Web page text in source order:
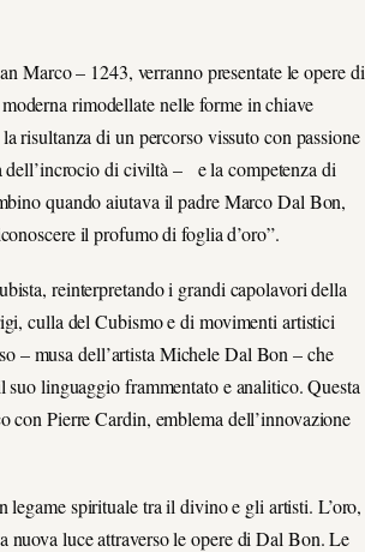
Marco – 1243, verranno presentate le opere di
rimodellate nelle forme in chiave
risultanza di un percorso vissuto con passione
dell’incrocio di civiltà – e la competenza di
quando aiutava il padre Marco Dal Bon,
il profumo di foglia d’oro”.
reinterpretando i grandi capolavori della
culla del Cubismo e di movimenti artistici
– musa dell’artista Michele Dal Bon – che
linguaggio frammentato e analitico. Questa
Pierre Cardin, emblema dell’innovazione
spirituale tra il divino e gli artisti. L’oro,
nuova luce attraverso le opere di Dal Bon. Le